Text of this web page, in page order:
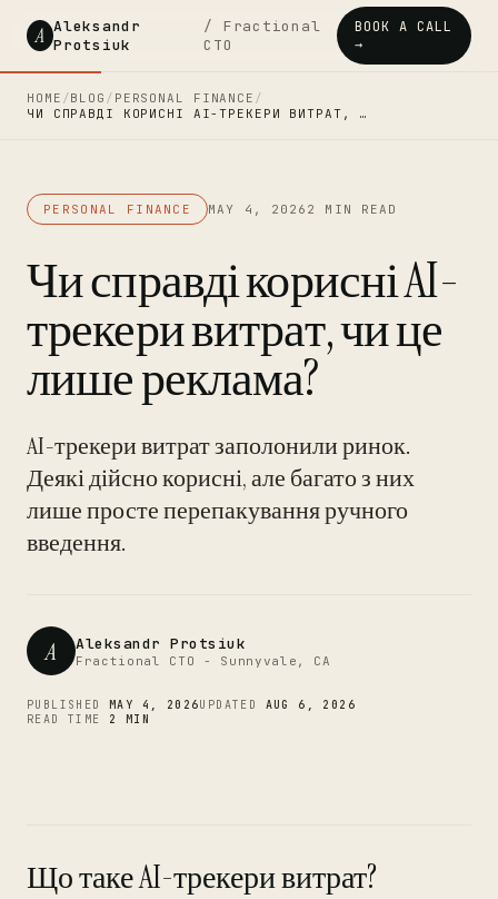
A Aleksandr
Protsiuk
/ Fractional
CTO
BOOK A CALL
→
HOME /BLOG / PERSONAL FINANCE /
ЧИ СПРАВДІ КОРИСНІ AI-ТРЕКЕРИ ВИТРАТ, …
PERSONAL FINANCE MAY 4, 2026 2 MIN READ
Чи справді корисні AI-
трекери витрат, чи це
лише реклама?
AI-трекери витрат заполонили ринок.
Деякі дійсно корисні, але багато з них
лише просте перепакування ручного
введення.
A Aleksandr Protsiuk
Fractional CTO - Sunnyvale, CA
PUBLISHED MAY 4, 2026UPDATED AUG 6, 2026
READ TIME 2 MIN
Що таке AI-трекери витрат?